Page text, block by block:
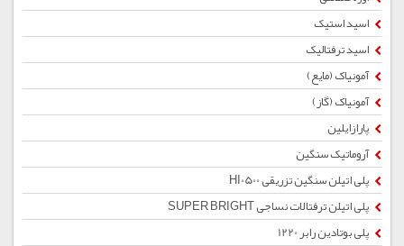
اسید استیک
اسید ترفتالیک
آمونیاک (مایع)
آمونیاک (گاز)
پارازایلین
آروماتیک سنگین
پلی اتیلن سنگین تزریقی HI0500
پلی اتیلن ترفتالات نساجی SUPER BRIGHT
پلی بوتادین رابر 1220